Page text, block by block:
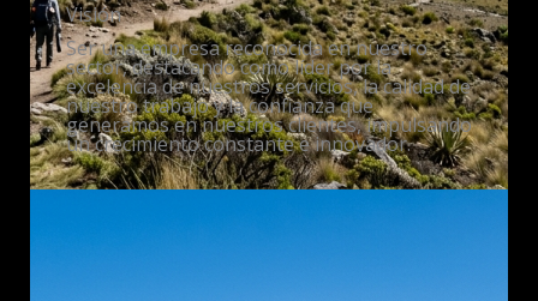
Visión
Ser una empresa reconocida en nuestro
sector, destacando como líder por la
excelencia de nuestros servicios, la calidad de
nuestro trabajo y la confianza que
generamos en nuestros clientes, impulsando
un crecimiento constante e innovador.